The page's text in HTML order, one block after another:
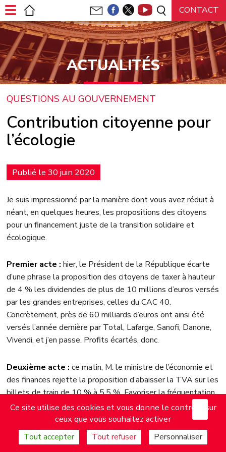
ACTUALITÉS
QUESTIONS AU GOUVERNEMENT
Contribution citoyenne pour
l’écologie
Publié le 30 juin 2020
Je suis impressionné par la manière dont vous avez réduit à
néant, en quelques heures, les propositions des citoyens
pour un financement juste de la transition solidaire et
écologique.
Premier acte : hier, le Président de la République écarte
d’une phrase la proposition des citoyens de taxer à hauteur
de 4 % les dividendes de plus de 10 millions d’euros versés
par les grandes entreprises, celles du CAC 40.
Concrètement, près de 60 milliards d’euros ont ainsi été
versés l’année dernière par Total, Lafarge, Sanofi, Danone,
Vivendi, et j’en passe. Profits écartés, donc.
Deuxième acte :ce matin, M. le ministre de l’économie et
des finances rejette la proposition d’abaisser la TVA sur les
billets de train de 10 % à 5,5 %. Favoriser la fréquentation
accrue du ferroviaire, pour vous, c’est non. Circulez, il n’y a
rien à voir ! Tenez, puisqu’on parle de ferroviaire, une
parenthèse : avec 2 milliards d’euros de recettes annuelles
sur les dividendes, on financerait le plan d’investissement
Panneau de gestion des cookies
Ce site utilise des cookies et vous donne le contrôle sur
ceux que vous souhaitez activer
Tout accepter Tout refuser Personnaliser